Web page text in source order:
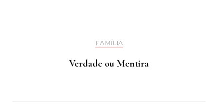
FAMÍLIA
Verdade ou Mentira